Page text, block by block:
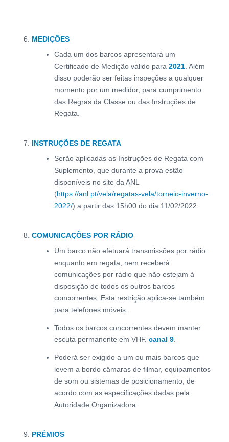
MEDIÇÕES
Cada um dos barcos apresentará um
Certificado de Medição válido para 2021. Além
disso poderão ser feitas inspeções a qualquer
momento por um medidor, para cumprimento
das Regras da Classe ou das Instruções de
Regata.
INSTRUÇÕES DE REGATA
Serão aplicadas as Instruções de Regata com
Suplemento, que durante a prova estão
disponíveis no site da ANL
(https://anl.pt/vela/regatas-vela/torneio-inverno-
2022/) a partir das 15h00 do dia 11/02/2022.
COMUNICAÇÕES POR RÁDIO
Um barco não efetuará transmissões por rádio
enquanto em regata, nem receberá
comunicações por rádio que não estejam à
disposição de todos os outros barcos
concorrentes. Esta restrição aplica-se também
para telefones móveis.
Todos os barcos concorrentes devem manter
escuta permanente em VHF, canal 9.
Poderá ser exigido a um ou mais barcos que
levem a bordo câmaras de filmar, equipamentos
de som ou sistemas de posicionamento, de
acordo com as especificações dadas pela
Autoridade Organizadora.
PRÉMIOS